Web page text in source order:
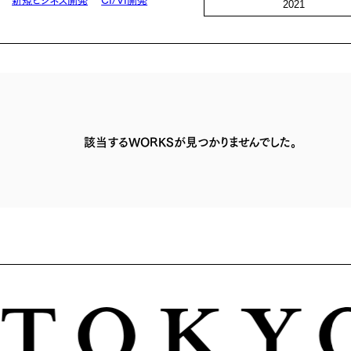
2021
該当するWORKSが見つかりませんでした。